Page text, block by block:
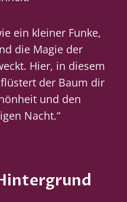
ein kleiner Funke,
die Magie der
Hier, in diesem
der Baum dir
und den
Nacht.“